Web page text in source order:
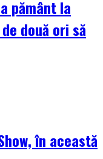
pământ la
două ori să
în această